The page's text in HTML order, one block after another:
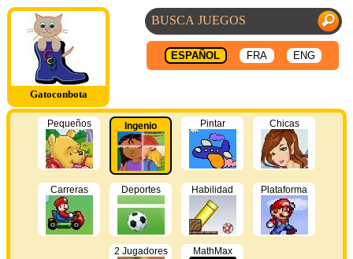
Gatoconbota
ESPAÑOL FRA ENG
Pequeños Ingenio Pintar Chicas
Carreras Deportes Habilidad Plataforma
2 Jugadores MathMax